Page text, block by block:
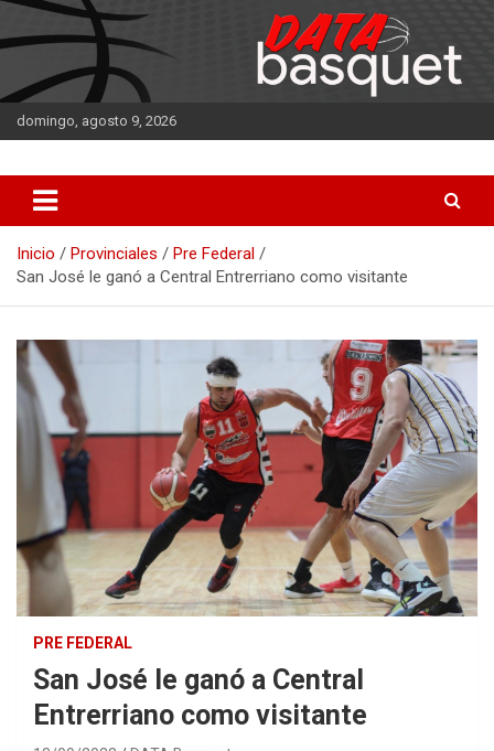
Saltar
al
contenido
domingo, agosto 9, 2026
DATA Basquet
Inicio Provinciales
Pre Federal
San José le ganó a Central Entrerriano como visitante
PRE FEDERAL
San José le ganó a Central
Entrerriano como visitante